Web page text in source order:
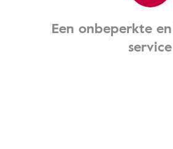
Een onbeperkte
service